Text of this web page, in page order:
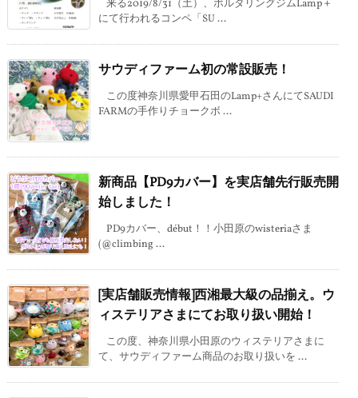
来る2019/8/31（土）、ボルダリングジムLamp＋
にて行われるコンペ「SU ...
サウディファーム初の常設販売！
この度神奈川県愛甲石田のLamp+さんにてSAUDI
FARMの手作りチョークボ ...
新商品【PD9カバー】を実店舗先行販売開
始しました！
PD9カバー、début！！小田原のwisteriaさま
(@climbing ...
[実店舗販売情報]西湘最大級の品揃え。ウ
ィステリアさまにてお取り扱い開始！
この度、神奈川県小田原のウィステリアさまに
て、サウディファーム商品のお取り扱いを ...